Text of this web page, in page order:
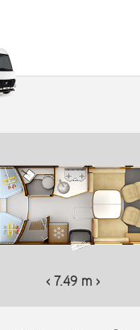
‹ 7.49 m ›
Plus d'informations